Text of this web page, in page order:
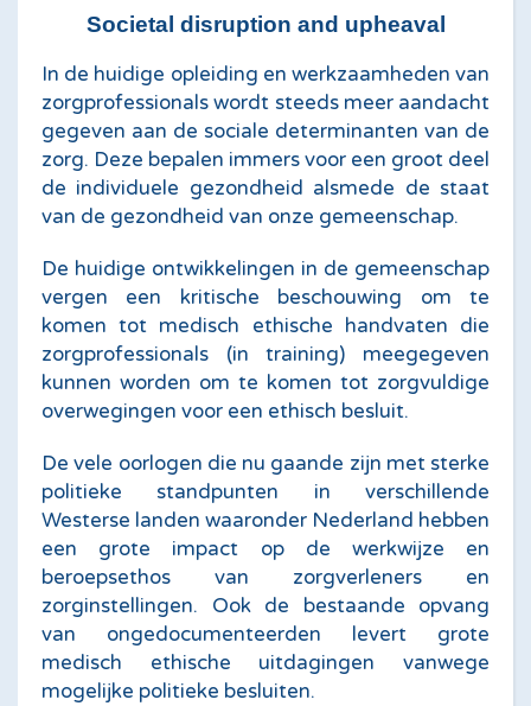
Societal disruption and upheaval
In de huidige opleiding en werkzaamheden van
zorgprofessionals wordt steeds meer aandacht
gegeven aan de sociale determinanten van de
zorg. Deze bepalen immers voor een groot deel
de individuele gezondheid alsmede de staat
van de gezondheid van onze gemeenschap.
De huidige ontwikkelingen in de gemeenschap
vergen een kritische beschouwing om te
komen tot medisch ethische handvaten die
zorgprofessionals (in training) meegegeven
kunnen worden om te komen tot zorgvuldige
overwegingen voor een ethisch besluit.
De vele oorlogen die nu gaande zijn met sterke
politieke standpunten in verschillende
Westerse landen waaronder Nederland hebben
een grote impact op de werkwijze en
beroepsethos van zorgverleners en
zorginstellingen. Ook de bestaande opvang
van ongedocumenteerden levert grote
medisch ethische uitdagingen vanwege
mogelijke politieke besluiten.